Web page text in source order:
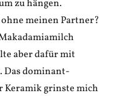
zu hängen.
meinen Partner?
aber dafür mit
Das dominant-
Keramik grinste mich